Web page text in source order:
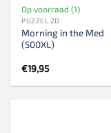
Op voorraad (1)
PUZZEL 2D
Morning in the Med
(500XL)
€19,95